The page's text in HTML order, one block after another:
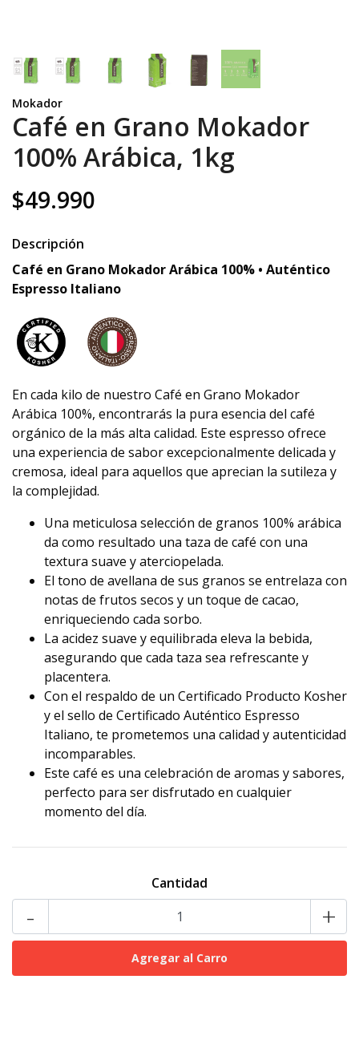
Mokador
Café en Grano Mokador
100% Arábica, 1kg
$49.990
Descripción
Café en Grano Mokador Arábica 100% • Auténtico
Espresso Italiano
En cada kilo de nuestro Café en Grano Mokador
Arábica 100%, encontrarás la pura esencia del café
orgánico de la más alta calidad. Este espresso ofrece
una experiencia de sabor excepcionalmente delicada y
cremosa, ideal para aquellos que aprecian la sutileza y
la complejidad.
Una meticulosa selección de granos 100% arábica
da como resultado una taza de café con una
textura suave y aterciopelada.
El tono de avellana de sus granos se entrelaza con
notas de frutos secos y un toque de cacao,
enriqueciendo cada sorbo.
La acidez suave y equilibrada eleva la bebida,
asegurando que cada taza sea refrescante y
placentera.
Con el respaldo de un Certificado Producto Kosher
y el sello de Certificado Auténtico Espresso
Italiano, te prometemos una calidad y autenticidad
incomparables.
Este café es una celebración de aromas y sabores,
perfecto para ser disfrutado en cualquier
momento del día.
Cantidad
- +